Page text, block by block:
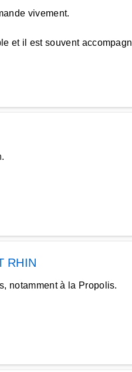
vivement.
et il est souvent
RHIN
notamment à la Propolis.